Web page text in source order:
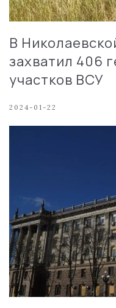
В
захватил 406
участков ВСУ
2024-01-22